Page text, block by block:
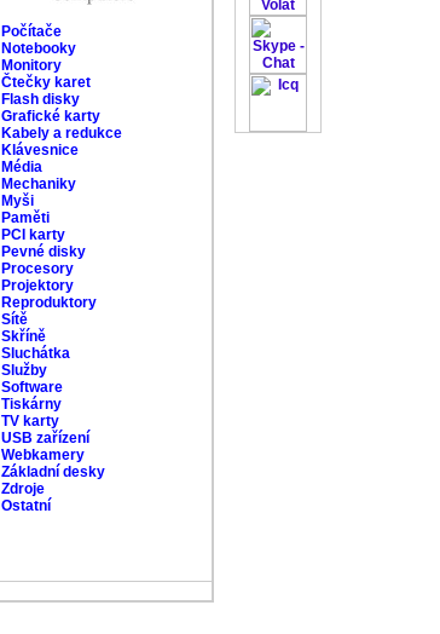
Počítače
Notebooky
Monitory
Čtečky karet
Flash disky
Grafické karty
Kabely a redukce
Klávesnice
Média
Mechaniky
Myši
Paměti
PCI karty
Pevné disky
Procesory
Projektory
Reproduktory
Sítě
Skříně
Sluchátka
Služby
Software
Tiskárny
TV karty
USB zařízení
Webkamery
Základní desky
Zdroje
Ostatní